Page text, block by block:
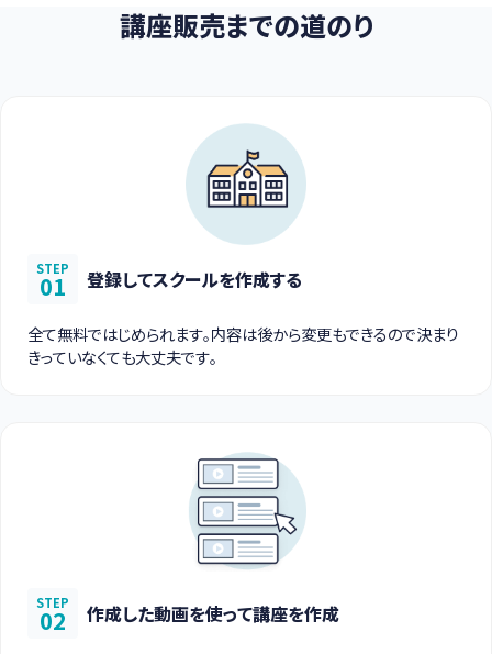
講座販売までの道のり
STEP
01 登録してスクールを作成する
全て無料ではじめられます。内容は後から変更もできるので決まり
きっていなくても大丈夫です。
STEP
02 作成した動画を使って講座を作成